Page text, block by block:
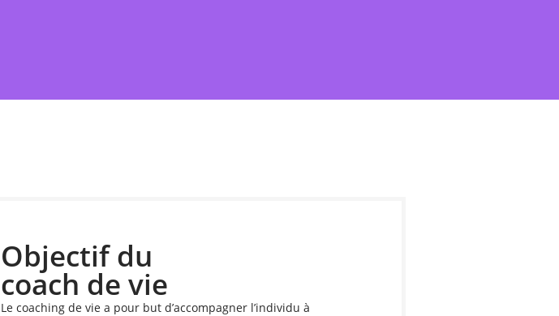
Objectif du
coach de vie
Le coaching de vie a pour but d’accompagner l’individu à